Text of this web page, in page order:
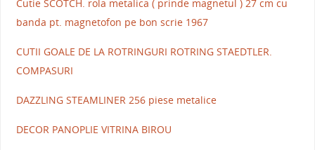
Cutie SCOTCH. rola metalica ( prinde magnetul ) 27 cm cu
banda pt. magnetofon pe bon scrie 1967
CUTII GOALE DE LA ROTRINGURI ROTRING STAEDTLER.
COMPASURI
DAZZLING STEAMLINER 256 piese metalice
DECOR PANOPLIE VITRINA BIROU